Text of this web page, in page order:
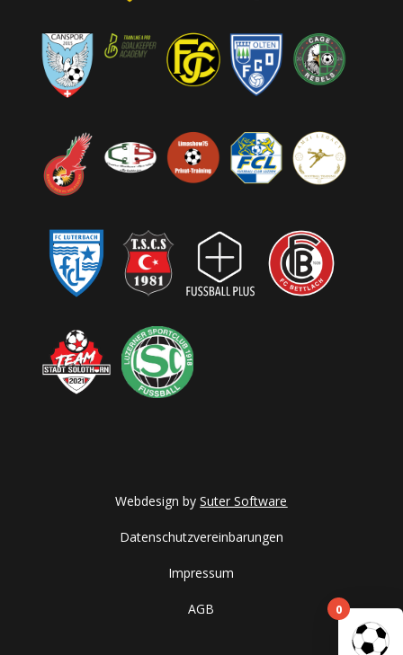
Webdesign bySuter Software
Datenschutzvereinbarungen
Impressum
AGB 0